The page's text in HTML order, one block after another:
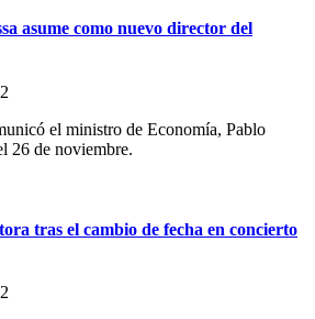
asume como nuevo director del
el ministro de Economía, Pablo
26 de noviembre.
tras el cambio de fecha en concierto